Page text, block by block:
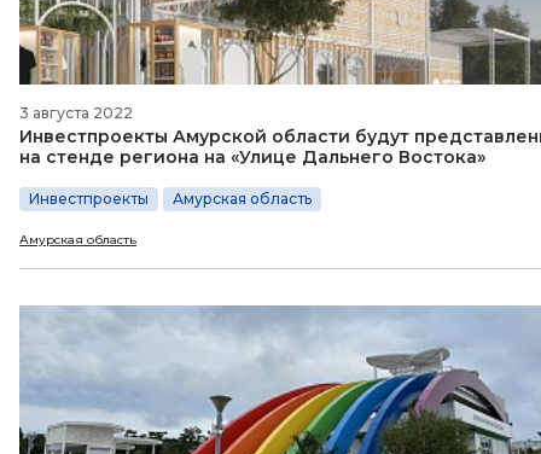
3 августа 2022
Инвестпроекты Амурской области будут
на стенде региона на «Улице Дальнего Востока»
Инвестпроекты Амурская область
Амурская область